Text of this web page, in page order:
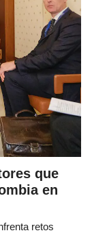
que
en
retos